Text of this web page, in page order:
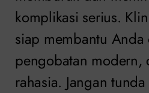
komplikasi serius.
siap membantu Anda
pengobatan modern,
rahasia. Jangan